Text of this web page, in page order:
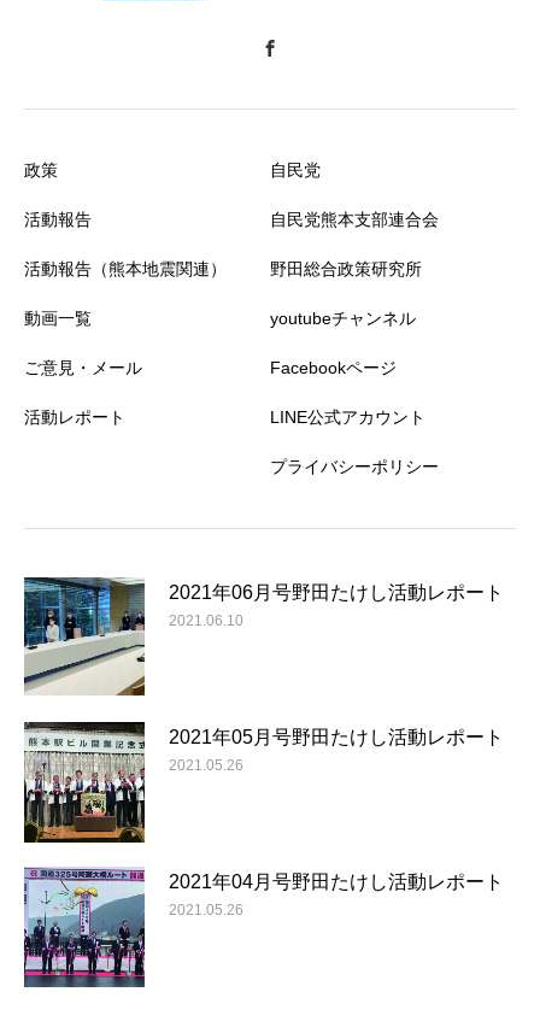
政策
活動報告
活動報告（熊本地震関連）
動画一覧
ご意見・メール
活動レポート
自民党
自民党熊本支部連合会
野田総合政策研究所
youtubeチャンネル
Facebookページ
LINE公式アカウント
プライバシーポリシー
2021年06月号野田たけし活動レポート
2021.06.10
2021年05月号野田たけし活動レポート
2021.05.26
2021年04月号野田たけし活動レポート
2021.05.26